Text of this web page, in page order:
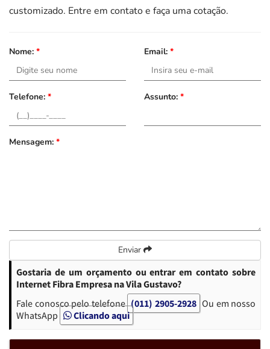
customizado. Entre em contato e faça uma cotação.
Nome: * Email: *
Telefone: * Assunto: *
Mensagem: *
Enviar
Gostaria de um orçamento ou entrar em contato sobre
Internet Fibra Empresa na Vila Gustavo?
Fale conosco pelo telefone (011) 2905-2928 Ou em nosso
WhatsApp
Clicando aqui